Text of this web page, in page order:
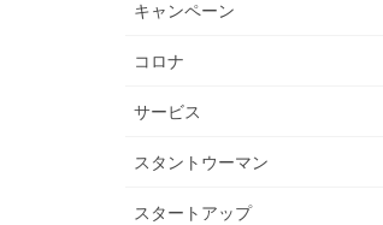
キャンペーン
コロナ
サービス
スタントウーマン
スタートアップ